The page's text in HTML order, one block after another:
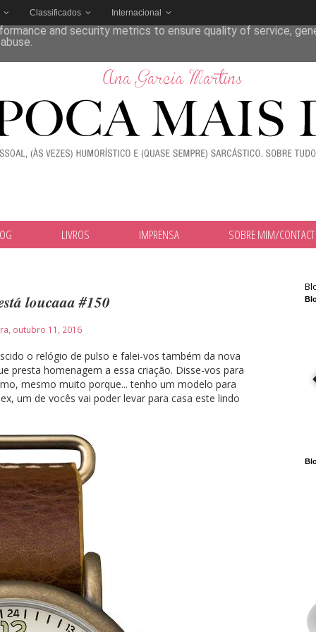
Classificados Internacional
LIVROS IMPRENSA SOBRE MIM/
loucaaa #150
outubro 11, 2016
o relógio de pulso e falei-vos também da nova
presta homenagem a essa criação. Disse-vos para
mesmo muito porque... tenho um modelo para
um de vocês vai poder levar para casa este lindo
its services and to analyze traffic. Your IP address and
and security metrics to ensure quality of service,